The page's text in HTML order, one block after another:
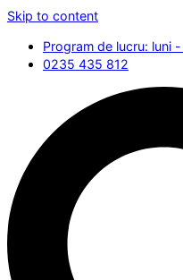
Skip to content
Program de lucru: luni
0235 435 812